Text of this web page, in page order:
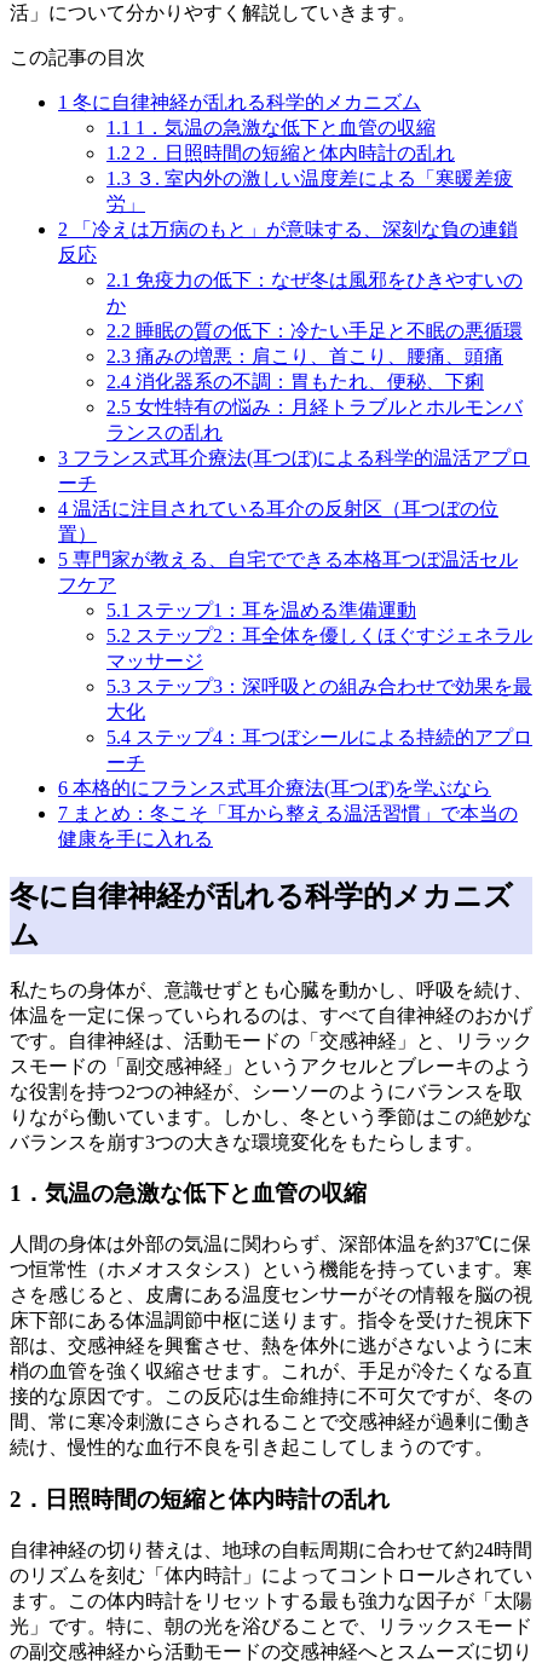
活」について分かりやすく解説していきます。
この記事の目次
1 冬に自律神経が乱れる科学的メカニズム
1.1 1．気温の急激な低下と血管の収縮
1.2 2．日照時間の短縮と体内時計の乱れ
1.3 ３. 室内外の激しい温度差による「寒暖差疲
労」
2 「冷えは万病のもと」が意味する、深刻な負の連鎖
反応
2.1 免疫力の低下：なぜ冬は風邪をひきやすいの
か
2.2 睡眠の質の低下：冷たい手足と不眠の悪循環
2.3 痛みの増悪：肩こり、首こり、腰痛、頭痛
2.4 消化器系の不調：胃もたれ、便秘、下痢
2.5 女性特有の悩み：月経トラブルとホルモンバ
ランスの乱れ
3 フランス式耳介療法(耳つぼ)による科学的温活アプロ
ーチ
4 温活に注目されている耳介の反射区（耳つぼの位
置）
5 専門家が教える、自宅でできる本格耳つぼ温活セル
フケア
5.1 ステップ1：耳を温める準備運動
5.2 ステップ2：耳全体を優しくほぐすジェネラル
マッサージ
5.3 ステップ3：深呼吸との組み合わせで効果を最
大化
5.4 ステップ4：耳つぼシールによる持続的アプロ
ーチ
6 本格的にフランス式耳介療法(耳つぼ)を学ぶなら
7 まとめ：冬こそ「耳から整える温活習慣」で本当の
健康を手に入れる
冬に自律神経が乱れる科学的メカニズ
ム
私たちの身体が、意識せずとも心臓を動かし、呼吸を続け、
体温を一定に保っていられるのは、すべて自律神経のおかげ
です。自律神経は、活動モードの「交感神経」と、リラック
スモードの「副交感神経」というアクセルとブレーキのよう
な役割を持つ2つの神経が、シーソーのようにバランスを取
りながら働いています。しかし、冬という季節はこの絶妙な
バランスを崩す3つの大きな環境変化をもたらします。
1．気温の急激な低下と血管の収縮
人間の身体は外部の気温に関わらず、深部体温を約37℃に保
つ恒常性（ホメオスタシス）という機能を持っています。寒
さを感じると、皮膚にある温度センサーがその情報を脳の視
床下部にある体温調節中枢に送ります。指令を受けた視床下
部は、交感神経を興奮させ、熱を体外に逃がさないように末
梢の血管を強く収縮させます。これが、手足が冷たくなる直
接的な原因です。この反応は生命維持に不可欠ですが、冬の
間、常に寒冷刺激にさらされることで交感神経が過剰に働き
続け、慢性的な血行不良を引き起こしてしまうのです。
2．日照時間の短縮と体内時計の乱れ
自律神経の切り替えは、地球の自転周期に合わせて約24時間
のリズムを刻む「体内時計」によってコントロールされてい
ます。この体内時計をリセットする最も強力な因子が「太陽
光」です。特に、朝の光を浴びることで、リラックスモード
の副交感神経から活動モードの交感神経へとスムーズに切り